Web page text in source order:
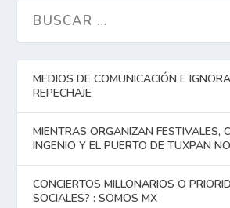
MEDIOS DE COMUNICACIÓN E
REPECHAJE
MIENTRAS ORGANIZAN FESTIVALES,
INGENIO Y EL PUERTO DE TUXPAN
CONCIERTOS MILLONARIOS O
SOCIALES? : SOMOS MX